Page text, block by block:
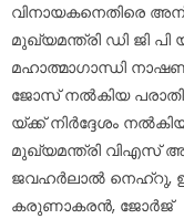
വിനായകനെതിരെ
മുഖ്യമന്ത്രി ഡി ജി പി
മഹാത്മാഗാന്ധി
ജോസ് നൽകിയ
യ്ക്ക് നിർദ്ദേശം
മുഖ്യമന്ത്രി വിഎസ്
ജവഹര്‍ലാല്‍ നെഹ്‌റു,
കരുണാകരന്‍, ജോര്‍ജ്